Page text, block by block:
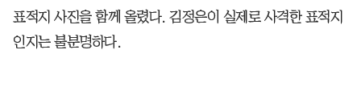
표적지 사진을 함께 올렸다. 김정은이 실제로 사격한 표적지
인지는 불분명하다.